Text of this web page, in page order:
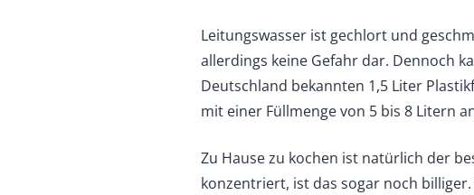
Leitungswasser ist gechlort und
allerdings keine Gefahr dar. Dennoch
Deutschland bekannten 1,5 Liter
mit einer Füllmenge von 5 bis 8 Litern
Zu Hause zu kochen ist natürlich der
konzentriert, ist das sogar noch